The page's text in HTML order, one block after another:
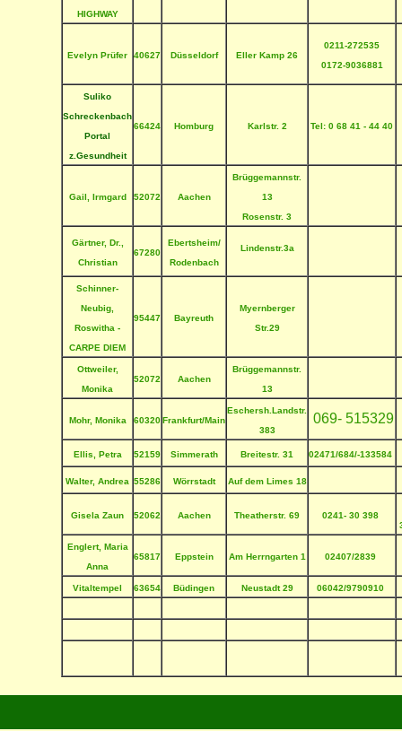
HIGHWAY
Evelyn Prüfer 40627 Düsseldorf Eller Kamp 26
0211-272535
0172-9036881
Suliko
Schreckenbach
Portal
z.Gesundheit
66424 Homburg Karlstr. 2 Tel: 0 68 41 - 44 40
Gail, Irmgard 52072 Aachen
Brüggemannstr.
13
Rosenstr. 3
Gärtner, Dr.,
Christian
67280
Ebertsheim/
Rodenbach
Lindenstr.3a
Schinner-
Neubig,
Roswitha -
CARPE DIEM
95447 Bayreuth
Myernberger
Str.29
Ottweiler,
Monika
52072 Aachen
Brüggemannstr.
13
Mohr, Monika 60320Frankfurt/Main
Eschersh.Landstr.
383
069- 515329
Ellis, Petra 52159 Simmerath Breitestr. 31 02471/684/-133584
Walter, Andrea 55286 Wörrstadt Auf dem Limes 18
Gisela Zaun 52062 Aachen Theatherstr. 69
0241- 30 398
Englert, Maria
Anna
65817 Eppstein Am Herrngarten 1 02407/2839
Vitaltempel 63654 Büdingen Neustadt29 06042/9790910